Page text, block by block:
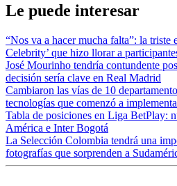
Le puede interesar
“Nos va a hacer mucha falta”: la triste
Celebrity’ que hizo llorar a
José Mourinho tendría contundente
decisión sería clave en Real Madrid
Cambiaron las vías de 10
tecnologías que comenzó a
Tabla de posiciones en Liga BetPlay:
América e Inter Bogotá
La Selección Colombia tendrá una
fotografías que sorprenden a